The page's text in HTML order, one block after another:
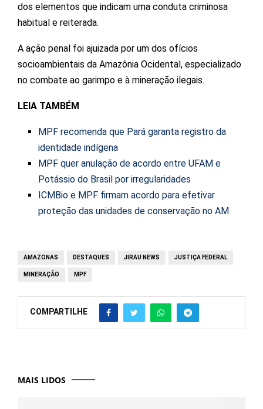
dos elementos que indicam uma conduta criminosa
habitual e reiterada.
A ação penal foi ajuizada por um dos ofícios
socioambientais da Amazônia Ocidental, especializado
no combate ao garimpo e à mineração ilegais.
LEIA TAMBÉM
MPF recomenda que Pará garanta registro da
identidade indígena
MPF quer anulação de acordo entre UFAM e
Potássio do Brasil por irregularidades
ICMBio e MPF firmam acordo para efetivar
proteção das unidades de conservação no AM
AMAZONAS DESTAQUES JIRAU NEWS JUSTIÇA FEDERAL
MINERAÇÃO MPF
COMPARTILHE
MAIS LIDOS